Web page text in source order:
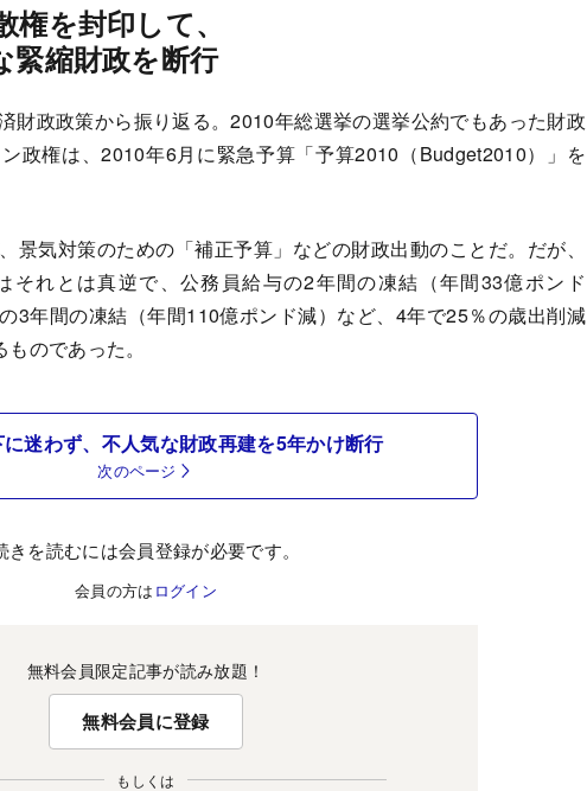
を封印して、
緊縮財政を断行
財政政策から振り返る。2010年総選挙の選挙公約でもあった財政
政権は、2010年6月に緊急予算「予算2010（Budget2010）」を
気対策のための「補正予算」などの財政出動のことだ。だが、
それとは真逆で、公務員給与の2年間の凍結（年間33億ポンド
3年間の凍結（年間110億ポンド減）など、4年で25％の歳出削減
のであった。
迷わず、不人気な財政再建を5年かけ断行
次のページ
きを読むには会員登録が必要です。
会員の方は ログイン
無料会員限定記事が読み放題！
無料会員に登録
もしくは